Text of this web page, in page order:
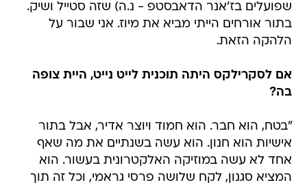
שפועלים בז'אנר הדאבסטפ - נ.ה) שזה סטייל ושיק.
בתור אורחים הייתי מביא את מיוז. אני שבור על
הלהקה הזאת.
אם לסקרילקס היתה תוכנית לייט נייט, היית צופה
בה?
"בטח, הוא חבר. הוא חמוד ויוצר אדיר, אבל בתור
אישיות הוא חנון. הוא עשה בשנתיים את מה שאף
אחד לא עשה במוזיקה האלקטרונית בעשור. הוא
המציא סגנון, לקח שלושה פרסי גראמי, וכל זה תוך